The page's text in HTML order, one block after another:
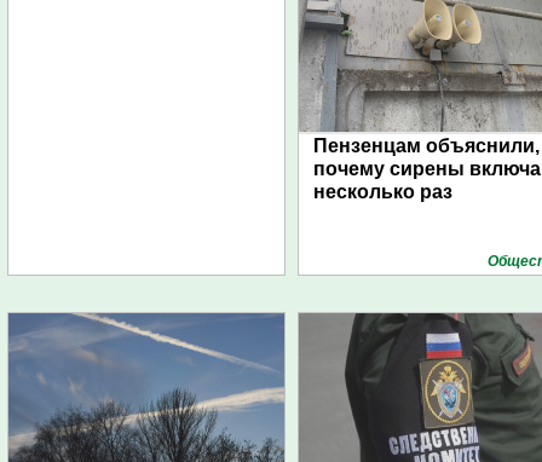
Пензенцам объяснили,
почему сирены
несколько раз